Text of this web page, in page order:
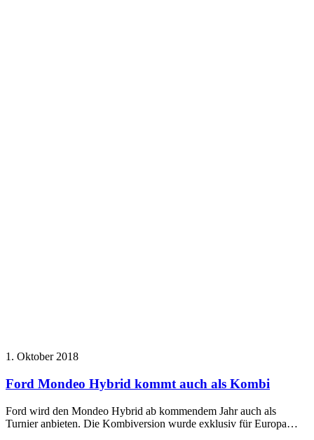
1. Oktober 2018
Ford Mondeo Hybrid kommt auch als Kombi
Ford wird den Mondeo Hybrid ab kommendem Jahr auch als
Turnier anbieten. Die Kombiversion wurde exklusiv für Europa…